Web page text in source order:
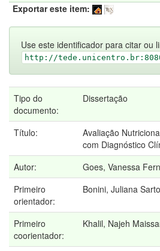
Exportar este item:
Use este identificador para citar ou
http://
Tipo do
documento:
Dissertação
Título:
Avaliação
com Diagnóstico
Autor:
Goes, Vanessa
Primeiro
orientador:
Bonini, Juliana
Primeiro
coorientador:
Khalil, Najeh